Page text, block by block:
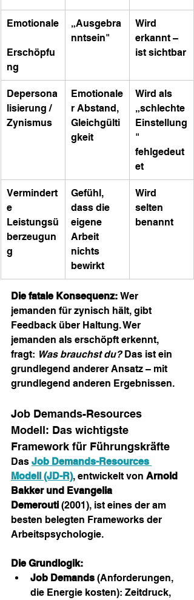
Emotionale
Erschöpfu
ng
„Ausgebra
nntsein"
Wird
erkannt –
ist sichtbar
Depersona
lisierung /
Zynismus
Emotionale
r Abstand,
Gleichgülti
gkeit
Wird als
„schlechte
Einstellung
"
fehlgedeut
et
Vermindert
e
Leistungsü
berzeugun
g
Gefühl,
dass die
eigene
Arbeit
nichts
bewirkt
Wird
selten
benannt
Die fatale Konsequenz: Wer
jemanden für zynisch hält, gibt
Feedback über Haltung. Wer
jemanden als erschöpft erkennt,
fragt: Was brauchst du? Das ist ein
grundlegend anderer Ansatz – mit
grundlegend anderen Ergebnissen.
Job Demands-Resources
Modell: Das wichtigste
Framework für Führungskräfte
Das Job Demands-Resources
Modell (JD-R), entwickelt von Arnold
Bakker und Evangelia
Demerouti (2001), ist eines der am
besten belegten Frameworks der
Arbeitspsychologie.
Die Grundlogik:
Job Demands (Anforderungen,
die Energie kosten): Zeitdruck,